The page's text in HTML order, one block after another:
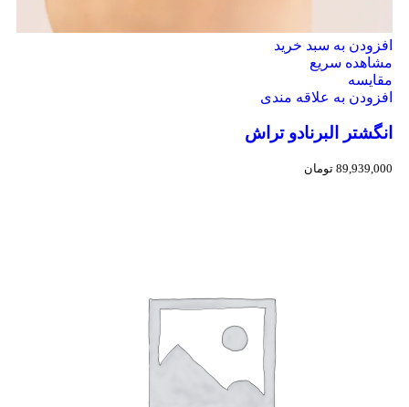
افزودن به سبد خرید
مشاهده سریع
مقایسه
افزودن به علاقه مندی
انگشتر البرنادو تراش
89,939,000 تومان